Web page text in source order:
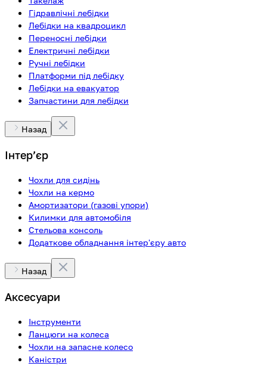
Гідравлічні лебідки
Лебідки на квадроцикл
Переносні лебідки
Електричні лебідки
Ручні лебідки
Платформи під лебідку
Лебідки на евакуатор
Запчастини для лебідки
Назад
Інтерʼєр
Чохли для сидінь
Чохли на кермо
Амортизатори (газові упори)
Килимки для автомобіля
Стельова консоль
Додаткове обладнання інтер'єру авто
Назад
Аксесуари
Інструменти
Ланцюги на колеса
Чохли на запасне колесо
Каністри